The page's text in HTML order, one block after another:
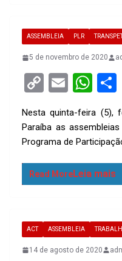
ASSEMBLEIA PLR
5 de novembro de 2020
C
py
Li
n
k
E
ail
W
at
s
A
p
Nesta quinta-feira (5),
Paraíba as
Programa de
Read More
ACT ASSEMBLEIA
14 de agosto de 2020